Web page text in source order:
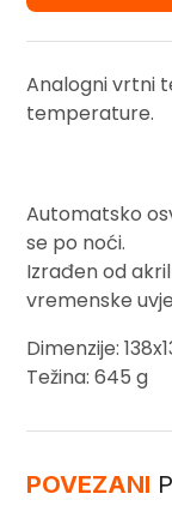
Analogni vrtni
temperature.
Automatsko
se po noći.
Izrađen od
vremenske
Dimenzije:
Težina: 645 g
POVEZANI